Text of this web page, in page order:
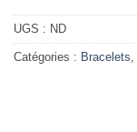
UGS : ND
Catégories : Bracelets